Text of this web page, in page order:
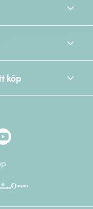
köp
Express
Swish